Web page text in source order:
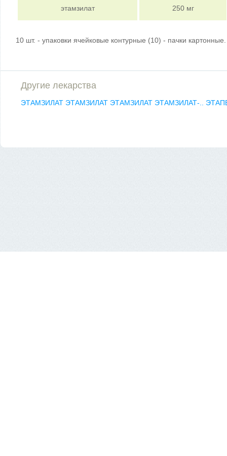
этамзилат 250 мг
10 шт. - упаковки ячейковые контурные (10) - пачки картонные.
Другие лекарства
ЭТАМЗИЛАТ ЭТАМЗИЛАТ ЭТАМЗИЛАТ ЭТАМЗИЛАТ-..